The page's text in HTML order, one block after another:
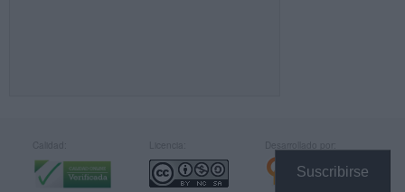
Suscribirse